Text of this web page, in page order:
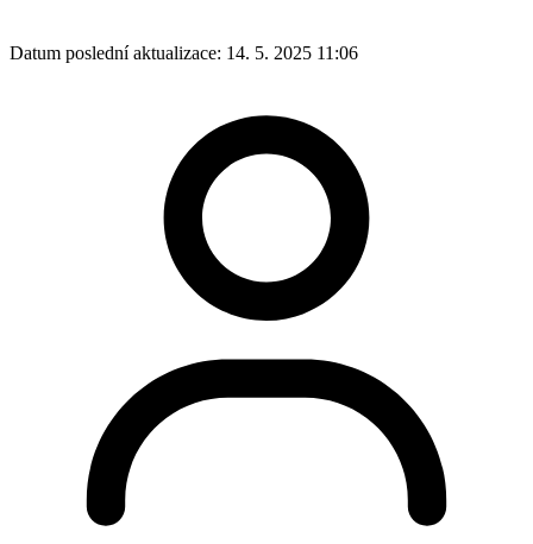
Datum poslední aktualizace: 14. 5. 2025 11:06